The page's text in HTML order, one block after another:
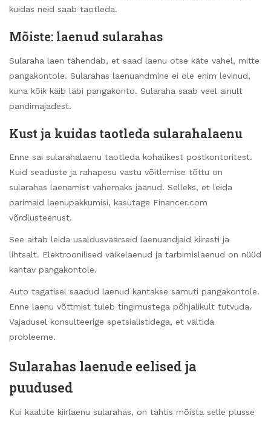
kuidas neid saab taotleda.
Mõiste: laenud sularahas
Sularaha laen tähendab, et saad laenu otse käte vahel, mitte
pangakontole. Sularahas laenuandmine ei ole enim levinud,
kuna kõik käib läbi pangakonto. Sularaha saab veel ainult
pandimajadest.
Kust ja kuidas taotleda sularahalaenu
Enne sai sularahalaenu taotleda kohalikest postkontoritest.
Kuid seaduste ja rahapesu vastu võitlemise tõttu on
sularahas laenamist vähemaks jäänud. Selleks, et leida
parimaid laenupakkumisi, kasutage Financer.com
võrdlusteenust.
See aitab leida usaldusväärseid laenuandjaid kiiresti ja
lihtsalt. Elektroonilised väikelaenud ja tarbimislaenud on nüüd
kantav pangakontole.
Auto tagatisel saadud laenud kantakse samuti pangakontole.
Enne laenu võttmist tuleb tingimustega põhjalikult tutvuda.
Vajadusel konsulteerige spetsialistidega, et vältida
probleeme.
Sularahas laenude eelised ja
puudused
Kui kaalute kiirlaenu sularahas, on tähtis mõista selle plusse